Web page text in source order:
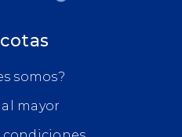
somos?
mayor